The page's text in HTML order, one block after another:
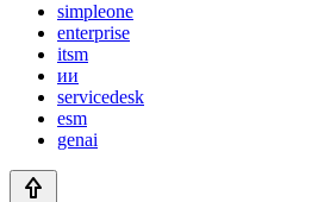
simpleone
enterprise
itsm
ии
servicedesk
esm
genai